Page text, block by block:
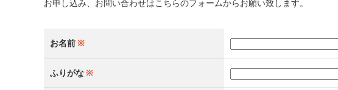
お申し込み、お問い合わせはこちらのフォームからお願い致します。
お名前※
ふりがな※